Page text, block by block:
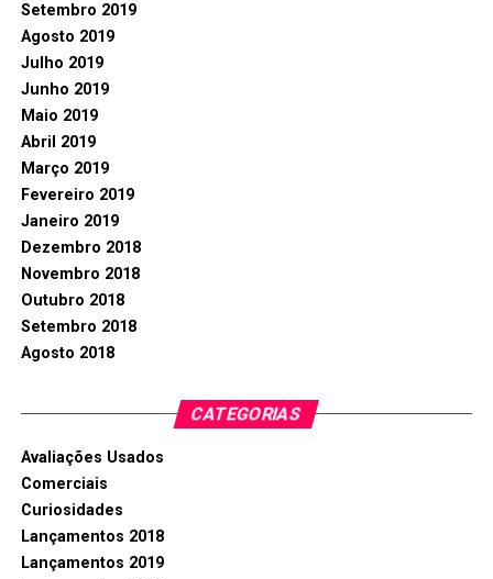
Setembro 2019
Agosto 2019
Julho 2019
Junho 2019
Maio 2019
Abril 2019
Março 2019
Fevereiro 2019
Janeiro 2019
Dezembro 2018
Novembro 2018
Outubro 2018
Setembro 2018
Agosto 2018
CATEGORIAS
Avaliações Usados
Comerciais
Curiosidades
Lançamentos 2018
Lançamentos 2019